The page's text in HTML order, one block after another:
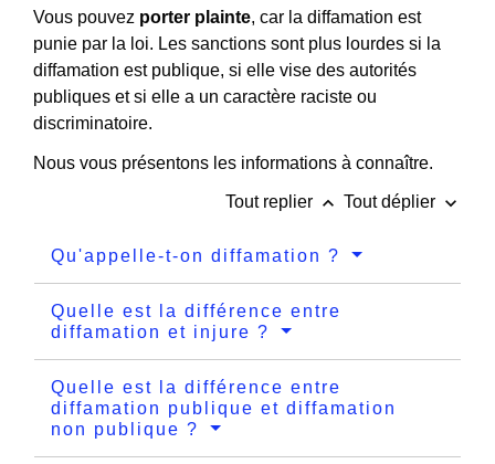
Vous pouvez porter plainte, car la diffamation est
punie par la loi. Les sanctions sont plus lourdes si la
diffamation est publique, si elle vise des autorités
publiques et si elle a un caractère raciste ou
discriminatoire.
Nous vous présentons les informations à connaître.
Tout replier keyboard_arrow_up Tout déplier keyboard_arrow_down
Qu'appelle-t-on diffamation ?
Quelle est la différence entre
diffamation et injure ?
Quelle est la différence entre
diffamation publique et diffamation
non publique ?